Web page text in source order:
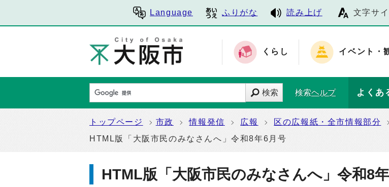
Language ふりがな 読み上げ 文字サ
くらし イベント・
検索 検索ヘルプ よくあ
トップページ 市政 情報発信 広報 区の広報紙・全市情報部分
HTML版「大阪市民のみなさんへ」令和8年6月号
HTML版「大阪市民のみなさんへ」令和8